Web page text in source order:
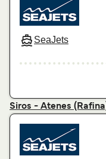
SeaJets
Siros - Atenes